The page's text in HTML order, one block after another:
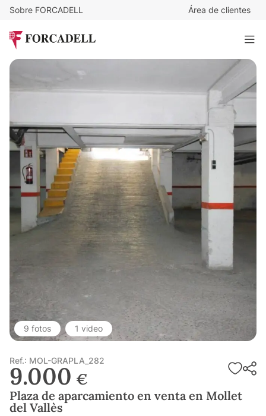
Sobre FORCADELL Área de clientes
9.000
21 m²
9 fotos 1 video
Ref.: MOL-GRAPLA_282
9.000 €
Plaza de aparcamiento en venta en Mollet
del Vallès